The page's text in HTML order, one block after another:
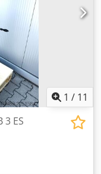
med separat
1 / 11
3 ES